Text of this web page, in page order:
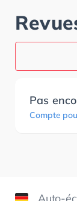
Pas
Compte
Auto-